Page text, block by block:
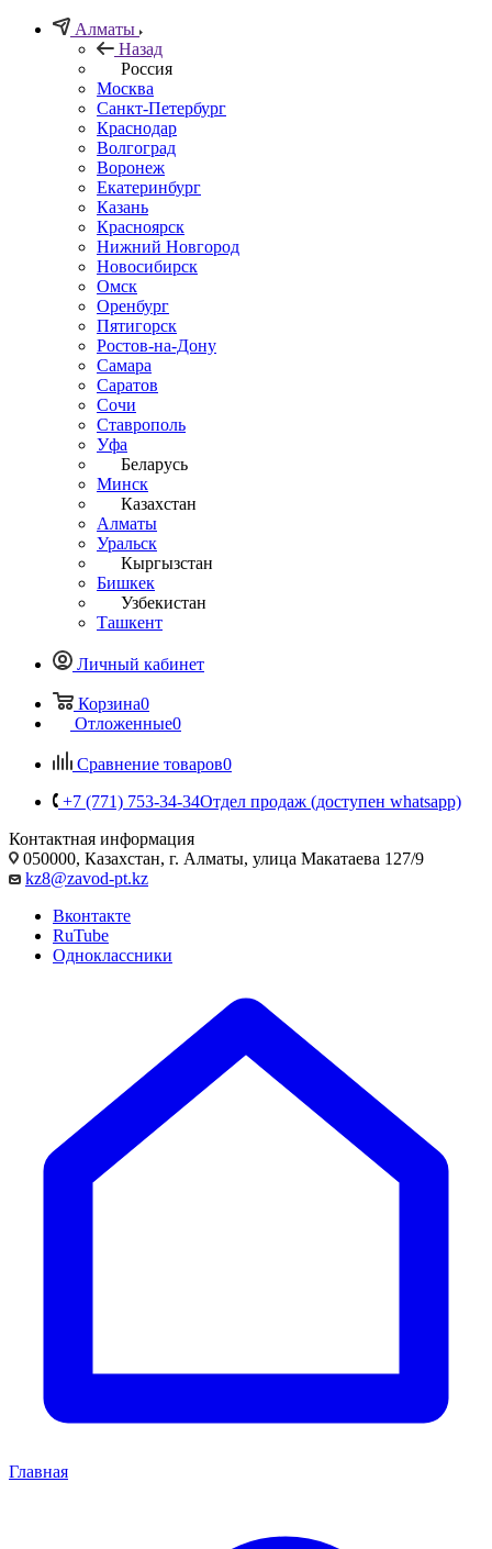
Алматы
Назад
Россия
Москва
Санкт-Петербург
Краснодар
Волгоград
Воронеж
Екатеринбург
Казань
Красноярск
Нижний Новгород
Новосибирск
Омск
Оренбург
Пятигорск
Ростов-на-Дону
Самара
Саратов
Сочи
Ставрополь
Уфа
Беларусь
Минск
Казахстан
Алматы
Уральск
Кыргызстан
Бишкек
Узбекистан
Ташкент
Личный кабинет
Корзина0
Отложенные0
Сравнение товаров0
+7 (771) 753-34-34Отдел продаж (доступен whatsapp)
Контактная информация
050000, Казахстан, г. Алматы, улица Макатаева 127/9
kz8@zavod-pt.kz
Вконтакте
RuTube
Одноклассники
Главная